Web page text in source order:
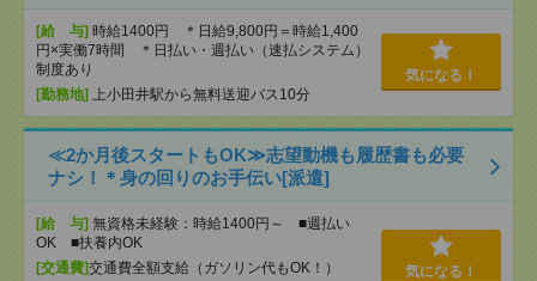
[給 与] 時給1400円 ＊日給9,800円＝時給1,400
円×実働7時間 ＊日払い・週払い（速払システム）
制度あり
[勤務地] 上小田井駅から無料送迎バス10分
気になる！
≪2か月後スタートもOK≫志望動機も履歴書も必要
ナシ！＊身の回りのお手伝い[派遣]
[給 与] 無資格未経験：時給1400円～ ■週払い
OK ■扶養内OK
[交通費]交通費全額支給（ガソリン代もOK！）
気になる！